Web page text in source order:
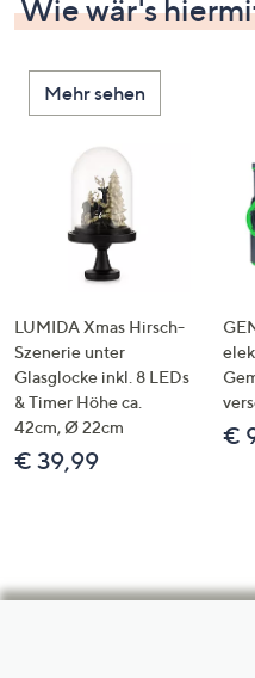
Wie wär's
Mehr sehen
LUMIDA Xmas Hirsch-
Szenerie unter
Glasglocke inkl. 8 LEDs
& Timer Höhe ca.
42cm, Ø 22cm
€ 39,99
€